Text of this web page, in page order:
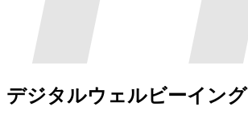
デジタルウェルビーイング